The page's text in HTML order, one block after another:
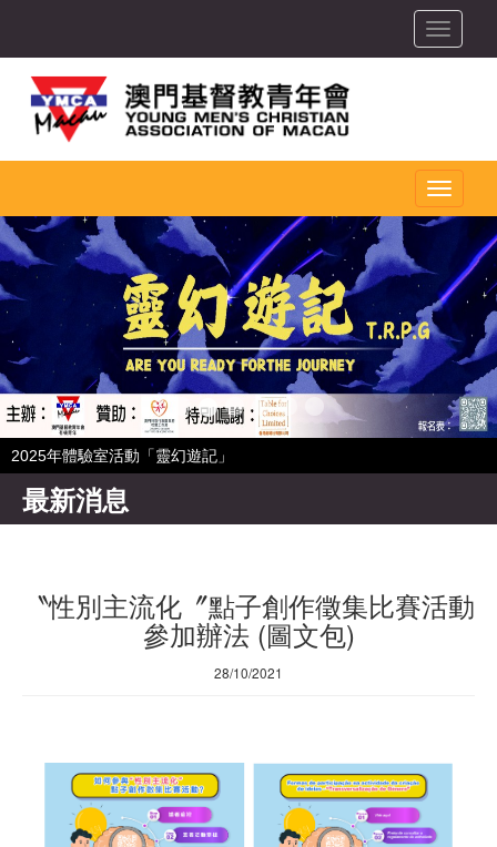
toggle
toggle
2025年體驗室活動「靈幻遊記」
最新消息
〝性別主流化〞點子創作徵集比賽活動
參加辦法 (圖文包)
28/10/2021